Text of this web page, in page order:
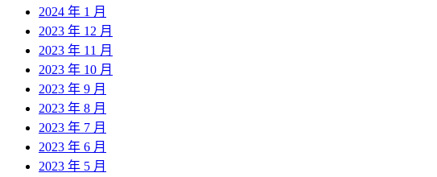
2024 年 1 月
2023 年 12 月
2023 年 11 月
2023 年 10 月
2023 年 9 月
2023 年 8 月
2023 年 7 月
2023 年 6 月
2023 年 5 月